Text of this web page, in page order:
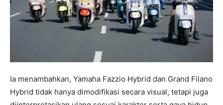
Ia menambahkan, Yamaha Fazzio Hybrid dan Grand Filano
Hybrid tidak hanya dimodifikasi secara visual, tetapi juga